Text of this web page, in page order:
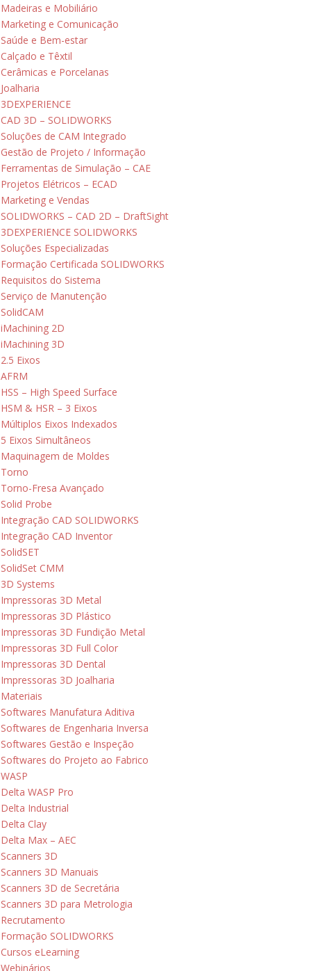
Madeiras e Mobiliário
Marketing e Comunicação
Saúde e Bem-estar
Calçado e Têxtil
Cerâmicas e Porcelanas
Joalharia
3DEXPERIENCE
CAD 3D – SOLIDWORKS
Soluções de CAM Integrado
Gestão de Projeto / Informação
Ferramentas de Simulação – CAE
Projetos Elétricos – ECAD
Marketing e Vendas
SOLIDWORKS – CAD 2D – DraftSight
3DEXPERIENCE SOLIDWORKS
Soluções Especializadas
Formação Certificada SOLIDWORKS
Requisitos do Sistema
Serviço de Manutenção
SolidCAM
iMachining 2D
iMachining 3D
2.5 Eixos
AFRM
HSS – High Speed Surface
HSM & HSR – 3 Eixos
Múltiplos Eixos Indexados
5 Eixos Simultâneos
Maquinagem de Moldes
Torno
Torno-Fresa Avançado
Solid Probe
Integração CAD SOLIDWORKS
Integração CAD Inventor
SolidSET
SolidSet CMM
3D Systems
Impressoras 3D Metal
Impressoras 3D Plástico
Impressoras 3D Fundição Metal
Impressoras 3D Full Color
Impressoras 3D Dental
Impressoras 3D Joalharia
Materiais
Softwares Manufatura Aditiva
Softwares de Engenharia Inversa
Softwares Gestão e Inspeção
Softwares do Projeto ao Fabrico
WASP
Delta WASP Pro
Delta Industrial
Delta Clay
Delta Max – AEC
Scanners 3D
Scanners 3D Manuais
Scanners 3D de Secretária
Scanners 3D para Metrologia
Recrutamento
Formação SOLIDWORKS
Cursos eLearning
Webinários